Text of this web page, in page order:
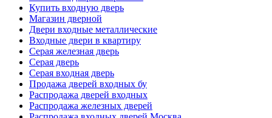
Купить входную дверь
Магазин дверной
Двери входные металлические
Входные двери в квартиру
Серая железная дверь
Серая дверь
Серая входная дверь
Продажа дверей входных бу
Распродажа дверей входных
Распродажа железных дверей